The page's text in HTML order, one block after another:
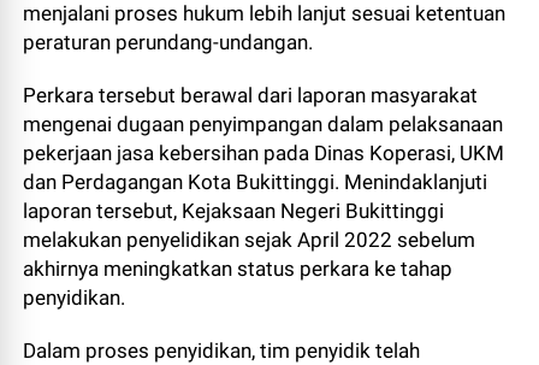
menjalani proses hukum lebih lanjut sesuai ketentuan
peraturan perundang-undangan.
Perkara tersebut berawal dari laporan masyarakat
mengenai dugaan penyimpangan dalam pelaksanaan
pekerjaan jasa kebersihan pada Dinas Koperasi, UKM
dan Perdagangan Kota Bukittinggi. Menindaklanjuti
laporan tersebut, Kejaksaan Negeri Bukittinggi
melakukan penyelidikan sejak April 2022 sebelum
akhirnya meningkatkan status perkara ke tahap
penyidikan.
Dalam proses penyidikan, tim penyidik telah